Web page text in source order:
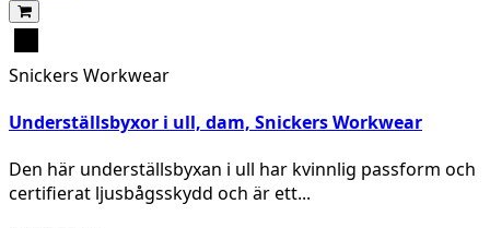
Snickers Workwear
Underställsbyxor i ull, dam, Snickers Workwear
Den här underställsbyxan i ull har kvinnlig passform och
certifierat ljusbågsskydd och är ett...